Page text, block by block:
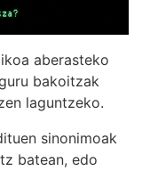
aberasteko
bakoitzak
laguntzeko.
sinonimoak
batean, edo